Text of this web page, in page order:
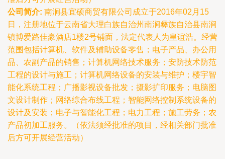
公司简介: 南涧县宜硕商贸有限公司成立于2016年02月15
日，注册地位于云南省大理白族自治州南涧彝族自治县南涧
镇博爱路佳豪酒店1楼2号铺面，法定代表人为皇谊浩。经营
范围包括计算机、软件及辅助设备零售；电子产品、办公用
品、农副产品的销售；计算机网络技术服务；安防技术防范
工程的设计与施工；计算机网络设备的安装与维护；楼宇智
能化系统工程；广播影视设备批发；摄影扩印服务；电脑图
文设计制作；网络综合布线工程；智能网络控制系统设备的
设计及安装；电子与智能化工程；电力工程；施工劳务；农
产品初加工服务。（依法须经批准的项目，经相关部门批准
后方可开展经营活动）